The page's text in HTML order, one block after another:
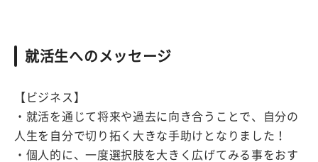
就活生へのメッセージ
【ビジネス】
・就活を通じて将来や過去に向き合うことで、自分の
人生を自分で切り拓く大きな手助けとなりました！
・個人的に、一度選択肢を大きく広げてみる事をおす